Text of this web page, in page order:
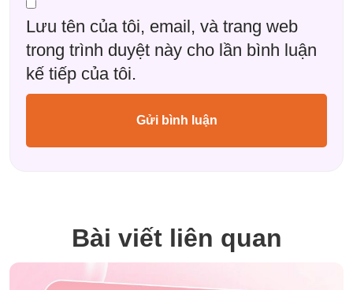
Lưu tên của tôi, email, và trang web
trong trình duyệt này cho lần bình luận
kế tiếp của tôi.
Bài viết liên quan